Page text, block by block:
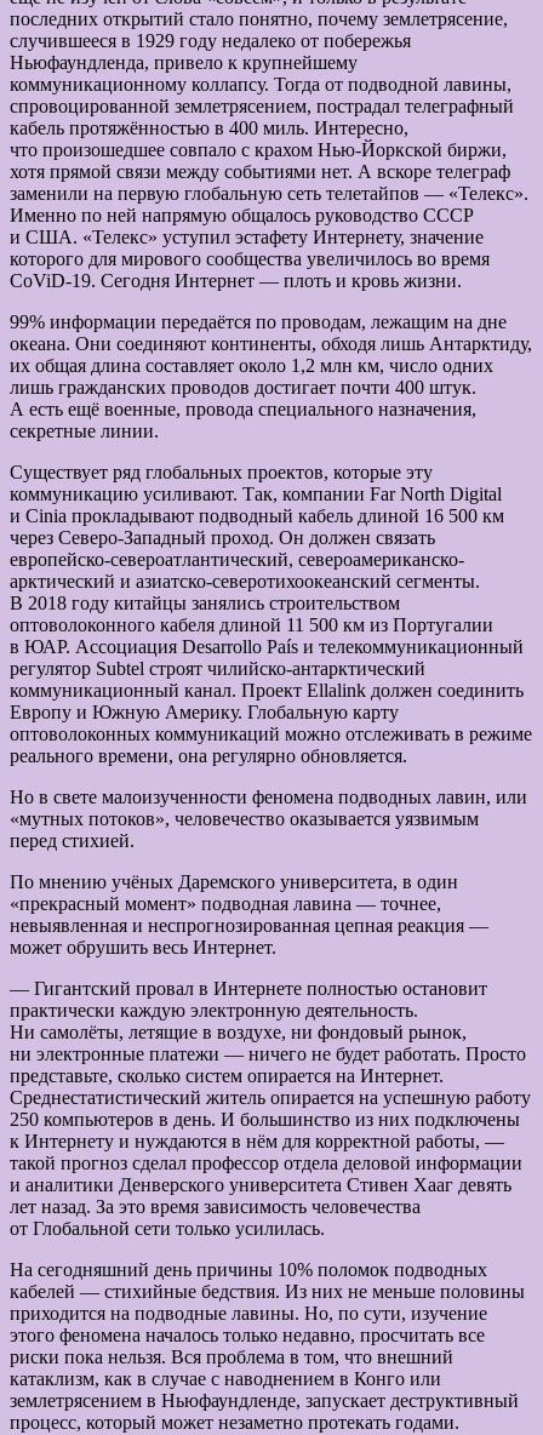
последних открытий стало понятно, почему землетрясение,
случившееся в 1929 году недалеко от побережья
Ньюфаундленда, привело к крупнейшему
коммуникационному коллапсу. Тогда от подводной лавины,
спровоцированной землетрясением, пострадал телеграфный
кабель протяжённостью в 400 миль. Интересно,
что произошедшее совпало с крахом Нью-Йоркской биржи,
хотя прямой связи между событиями нет. А вскоре телеграф
заменили на первую глобальную сеть телетайпов — «Телекс».
Именно по ней напрямую общалось руководство СССР
и США. «Телекс» уступил эстафету Интернету, значение
которого для мирового сообщества увеличилось во время
CoViD-19. Сегодня Интернет — плоть и кровь жизни.
99% информации передаётся по проводам, лежащим на дне
океана. Они соединяют континенты, обходя лишь Антарктиду,
их общая длина составляет около 1,2 млн км, число одних
лишь гражданских проводов достигает почти 400 штук.
А есть ещё военные, провода специального назначения,
секретные линии.
Существует ряд глобальных проектов, которые эту
коммуникацию усиливают. Так, компании Far North Digital
и Cinia прокладывают подводный кабель длиной 16 500 км
через Северо-Западный проход. Он должен связать
европейско-североатлантический, североамериканско-
арктический и азиатско-северотихоокеанский сегменты.
В 2018 году китайцы занялись строительством
оптоволоконного кабеля длиной 11 500 км из Португалии
в ЮАР. Ассоциация Desarrollo País и телекоммуникационный
регулятор Subtel строят чилийско-антарктический
коммуникационный канал. Проект Ellalink должен соединить
Европу и Южную Америку. Глобальную карту
оптоволоконных коммуникаций можно отслеживать в режиме
реального времени, она регулярно обновляется.
Но в свете малоизученности феномена подводных лавин, или
«мутных потоков», человечество оказывается уязвимым
перед стихией.
По мнению учёных Даремского университета, в один
«прекрасный момент» подводная лавина — точнее,
невыявленная и неспрогнозированная цепная реакция —
может обрушить весь Интернет.
— Гигантский провал в Интернете полностью остановит
практически каждую электронную деятельность.
Ни самолёты, летящие в воздухе, ни фондовый рынок,
ни электронные платежи — ничего не будет работать. Просто
представьте, сколько систем опирается на Интернет.
Среднестатистический житель опирается на успешную работу
250 компьютеров в день. И большинство из них подключены
к Интернету и нуждаются в нём для корректной работы, —
такой прогноз сделал профессор отдела деловой информации
и аналитики Денверского университета Стивен Хааг девять
лет назад. За это время зависимость человечества
от Глобальной сети только усилилась.
На сегодняшний день причины 10% поломок подводных
кабелей — стихийные бедствия. Из них не меньше половины
приходится на подводные лавины. Но, по сути, изучение
этого феномена началось только недавно, просчитать все
риски пока нельзя. Вся проблема в том, что внешний
катаклизм, как в случае с наводнением в Конго или
землетрясением в Ньюфаундленде, запускает деструктивный
процесс, который может незаметно протекать годами.